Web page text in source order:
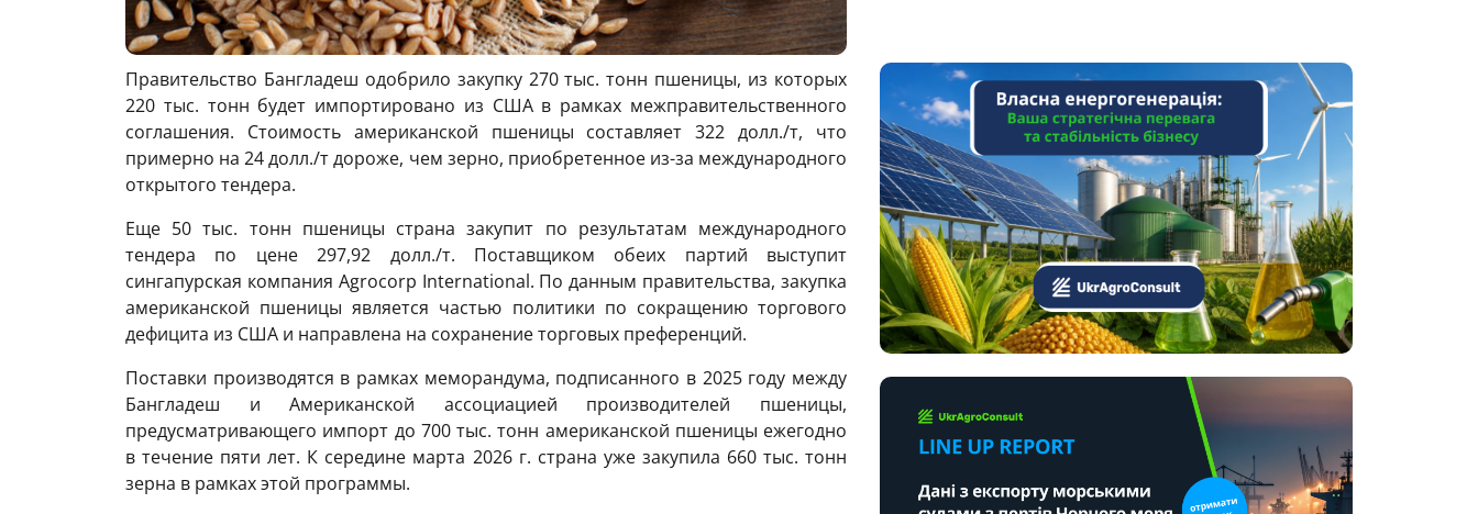
Правительство Бангладеш одобрило закупку 270 тыс. тонн пшеницы, из которых
220 тыс. тонн будет импортировано из США в рамках межправительственного
соглашения. Стоимость американской пшеницы составляет 322 долл./т, что
примерно на 24 долл./т дороже, чем зерно, приобретенное из-за международного
открытого тендера.
Еще 50 тыс. тонн пшеницы страна закупит по результатам международного
тендера по цене 297,92 долл./т. Поставщиком обеих партий выступит
сингапурская компания Agrocorp International. По данным правительства, закупка
американской пшеницы является частью политики по сокращению торгового
дефицита из США и направлена ​​на сохранение торговых преференций.
Поставки производятся в рамках меморандума, подписанного в 2025 году между
Бангладеш и Американской ассоциацией производителей пшеницы,
предусматривающего импорт до 700 тыс. тонн американской пшеницы ежегодно
в течение пяти лет. К середине марта 2026 г. страна уже закупила 660 тыс. тонн
зерна в рамках этой программы.